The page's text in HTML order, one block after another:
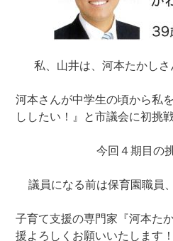
私、山井は、河本たかしさ
河本さんが中学生の頃から私
ししたい！』と市議会に初挑戦
今回４期目の
議員になる前は保育園職員
子育て支援の専門家『河本た
援よろしくお願いいたします！